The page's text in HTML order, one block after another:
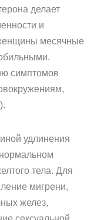
делает
и
месячные
симптомов
удлинения
тела. Для
мигрени,
желез,